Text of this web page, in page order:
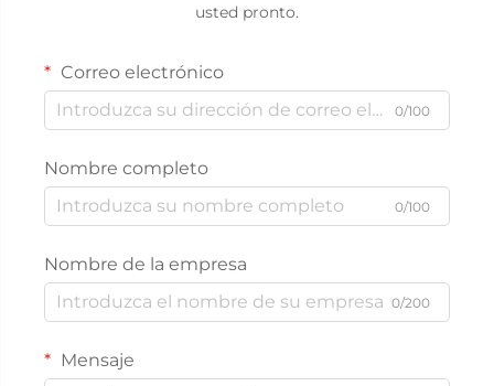
usted pronto.
Correo electrónico
0/100
Nombre completo
0/100
Nombre de la empresa
0/200
Mensaje